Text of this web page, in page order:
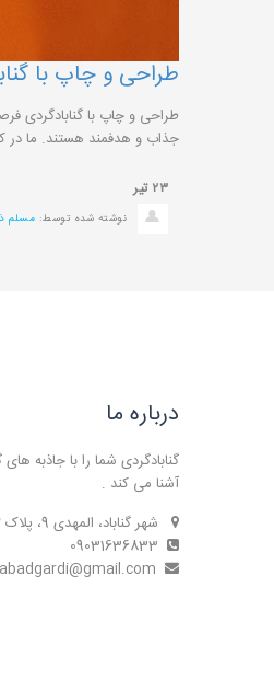
طراحی و چاپ با
طراحی و چاپ با گنابادگردی
جذاب و هدفمند هستند. ما در
۲۳ تیر
نوشته شده توسط: مسلم
درباره ما
گنابادگردی شما را با جاذبه
آشنا می کند .
شهر گناباد، المهدی 9، پلاک 12